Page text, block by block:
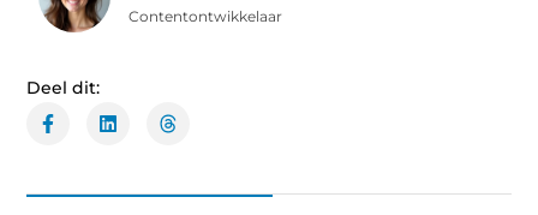
Contentontwikkelaar
Deel dit: